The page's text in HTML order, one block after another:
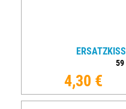
59
4,30 €